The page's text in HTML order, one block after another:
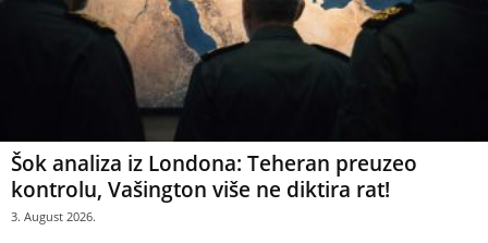
Šok analiza iz Londona: Teheran preuzeo
kontrolu, Vašington više ne diktira rat!
3. August 2026.